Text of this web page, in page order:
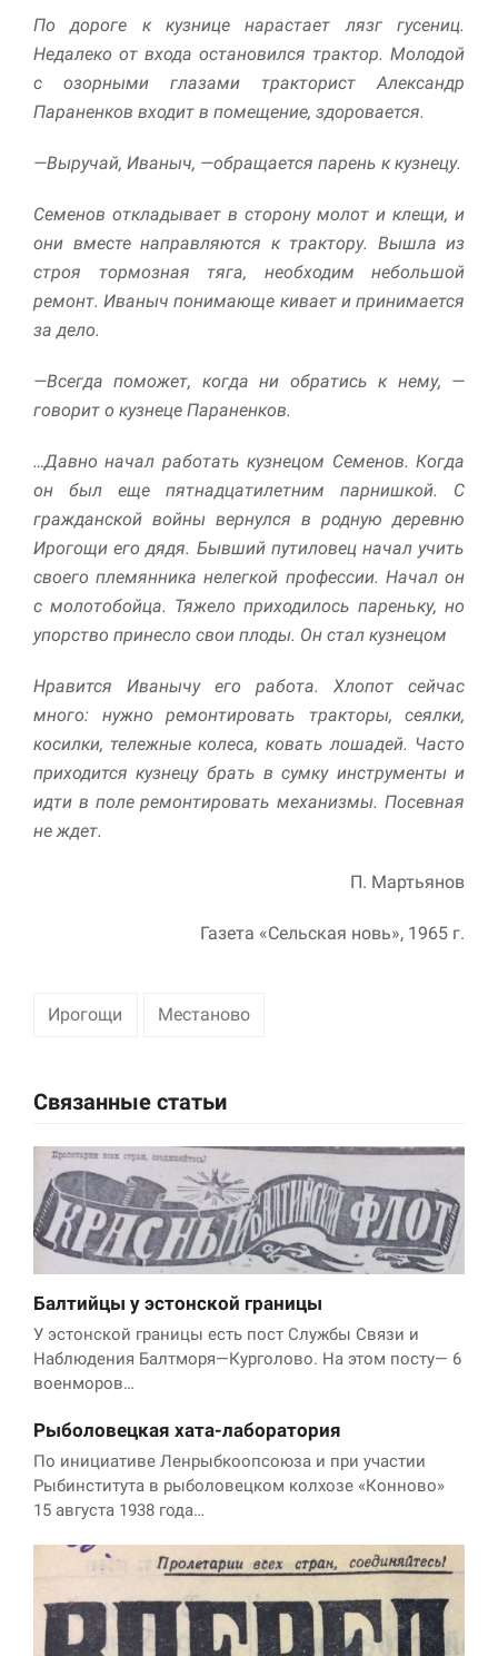
По дороге к кузнице нарастает лязг гусениц.
Недалеко от входа остановился трактор. Молодой
с озорными глазами тракторист Алек­сандр
Параненков входит в помещение, здоровается.
—Выручай, Иваныч, —обращается парень к кузнецу.
Семенов откладывает в сторону молот и клещи, и
они вместе на­правляются к трактору. Вышла из
строя тормозная тяга, необходим небольшой
ремонт. Иваныч понимающе кивает и принимается
за де­ло.
—Всегда поможет, когда ни обратись к нему, —
говорит о кузнеце Параненков.
…Давно начал работать кузнецом Семенов. Когда
он был еще пятнадцатилетним парнишкой. С
гражданской войны вернулся в род­ную деревню
Ирогощи его дядя. Бывший путиловец начал учить
сво­его племянника нелегкой профессии. Начал он
с молотобойца. Тяжело приходилось пареньку, но
упорство принесло свои плоды. Он стал кузнецом
Нравится Иванычу его работа. Хлопот сейчас
много: нужно ре­монтировать тракторы, сеялки,
косилки, тележные колеса, ковать ло­шадей. Часто
приходится кузнецу брать в сумку инструменты и
ид­ти в поле ремонтировать механизмы. Посевная
не ждет.
П. Мартьянов
Газета «Сельская новь», 1965 г.
Ирогощи Местаново
Связанные статьи
Балтийцы у эстонской границы
У эстонской границы есть пост Службы Связи и
Наблюдения Балтморя—Курголово. На этом посту— 6
военморов…
Рыболовецкая хата-лаборатория
По инициативе Ленрыбкоопсоюза и при участии
Рыбинститута в рыболовецком колхозе «Конново»
15 августа 1938 года…
использования этих
приведет к
исчезновению
некоторых функций
Делясь своими
интересами и
информацией о вашем
посещения нашего
будете получать
персонализированный
контент и